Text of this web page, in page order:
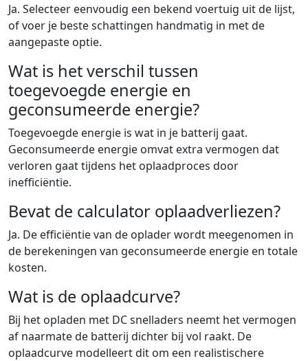
Ja. Selecteer eenvoudig een bekend voertuig uit de lijst,
of voer je beste schattingen handmatig in met de
aangepaste optie.
Wat is het verschil tussen
toegevoegde energie en
geconsumeerde energie?
Toegevoegde energie is wat in je batterij gaat.
Geconsumeerde energie omvat extra vermogen dat
verloren gaat tijdens het oplaadproces door
inefficiëntie.
Bevat de calculator oplaadverliezen?
Ja. De efficiëntie van de oplader wordt meegenomen in
de berekeningen van geconsumeerde energie en totale
kosten.
Wat is de oplaadcurve?
Bij het opladen met DC snelladers neemt het vermogen
af naarmate de batterij dichter bij vol raakt. De
oplaadcurve modelleert dit om een realistischere